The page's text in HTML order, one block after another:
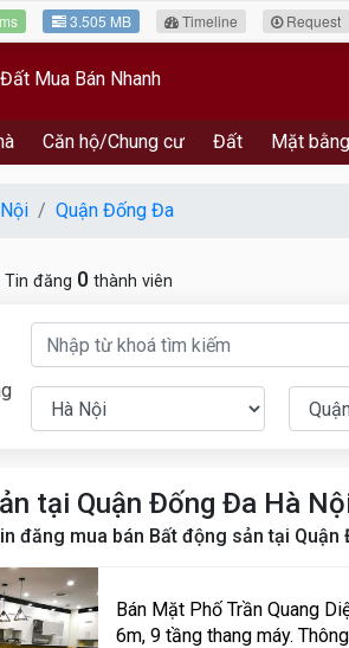
Căn hộ/Chung cư Đất Mặt bằng
Quận Đống Đa
Tin đăng 0 thành viên
tại Quận Đống Đa Hà
đăng mua bán Bất động sản tại Quận
Bán Mặt Phố Trần Quang
6m, 9 tầng thang máy.
3.505 MB Timeline Request